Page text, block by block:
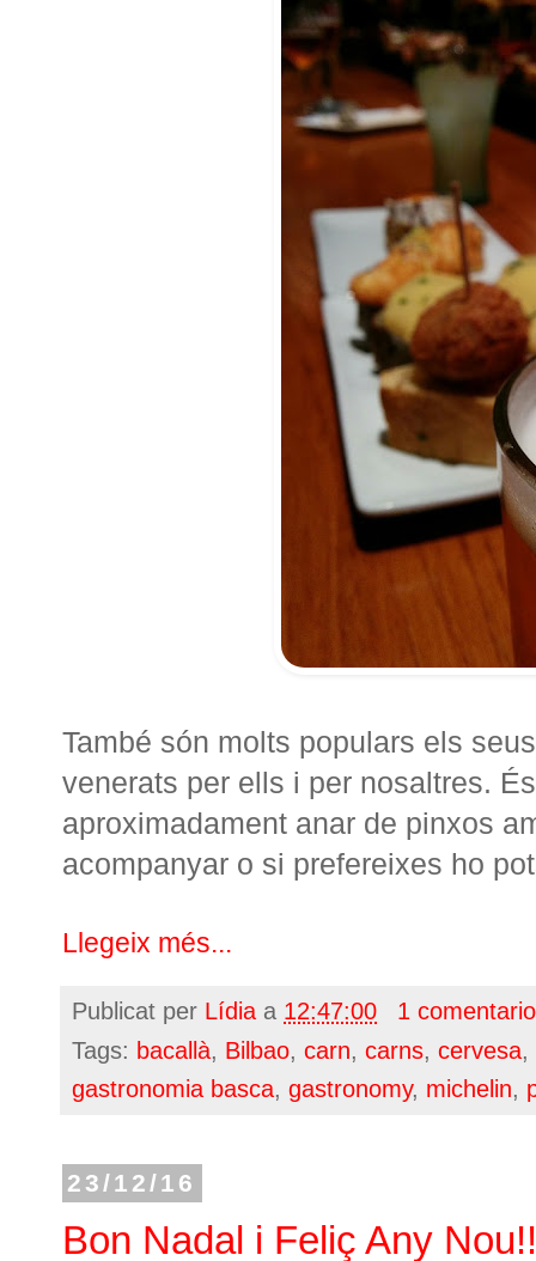
També són molts populars els
venerats per ells i per nosaltres.
aproximadament anar de pinxos
acompanyar o si prefereixes ho
Llegeix més...
Publicat per Lídia a 12:47:00
1
Tags: bacallà, Bilbao, carn, carns, cervesa,
gastronomia basca, gastronomy, michelin,
23/12/16
Bon Nadal i Feliç Any